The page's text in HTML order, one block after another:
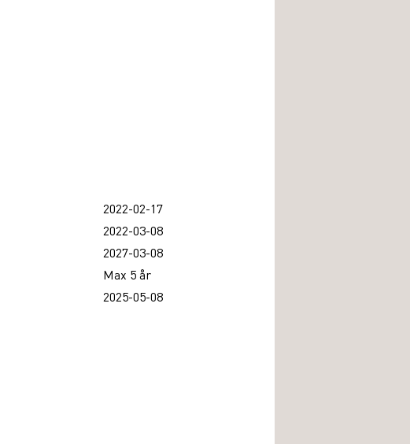
2022-02-17
2022-03-08
2027-03-08
Max 5 år
2025-05-08